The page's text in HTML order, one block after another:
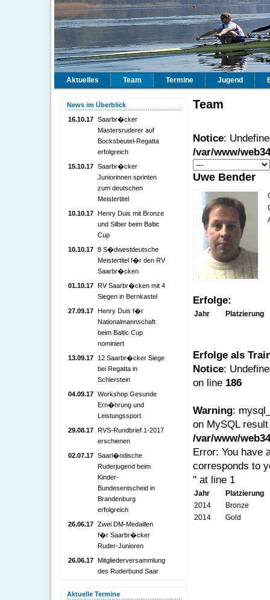
Aktuelles Team Termine Jugend
News im Überblick
16.10.17 Saarbr�cker
Mastersruderer auf
Bocksbeutel-Regatta
erfolgreich
15.10.17 Saarbr�cker
Juniorinnen sprinten
zum deutschen
Meistertitel
10.10.17 Henry Duis mit Bronze
und Silber beim Baltic
Cup
10.10.17 8 S�dwestdeutsche
Meistertitel f�r den RV
Saarbr�cken
01.10.17 RV Saarbr�cken mit 4
Siegen in Bernkastel
27.09.17 Henry Duis f�r
Nationalmannschaft
beim Baltic Cup
nominiert
13.09.17
12 Saarbr�cker Siege
bei Regatta in
Schierstein
04.09.17 Workshop Gesunde
Ern�hrung und
Leistungssport
29.08.17 RVS-Rundbrief 1-2017
erschienen
02.07.17 Saarl�ndische
Ruderjugend beim
Kinder-
Bundesentscheid in
Brandenburg
erfolgreich
26.06.17 Zwei DM-Medaillen
f�r Saarbr�cker
Ruder-Junioren
26.06.17 Mitgliederversammlung
des Ruderbund Saar
Aktuelle Termine
Team
Notice:
/var/www/
Uwe Bender
Erfolge:
Jahr Platzierung
Erfolge als
Notice:
on line 186
Warning:
on MySQL
/var/www/
Error: You have
corresponds to
'' at line 1
Jahr
Platzierung
2014
Bronze
2014
Gold